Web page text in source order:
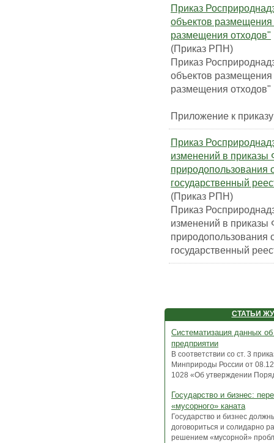
Приказ
объектов размещения
размещения отходов"
(Приказ РПН)
Приказ
объектов размещения
размещения отходов"
Приложение к
Приказ
изменений в
природопользования
государственный
(Приказ РПН)
Приказ
изменений в
природопользования
государственный
СТАТЬИ
Систематизация данных
предприятии
В соответствии со ст. 3
Минприроды России от
1028 «Об утверждении
Государство и бизнес:
«мусорного» каната
Государство и бизнес
договориться и солидарно
решением «мусорной»